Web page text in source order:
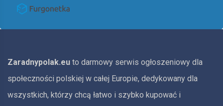
Zaradnypolak.eu to darmowy serwis ogłoszeniowy dla
społeczności polskiej w całej Europie, dedykowany dla
wszystkich, którzy chcą łatwo i szybko kupować i